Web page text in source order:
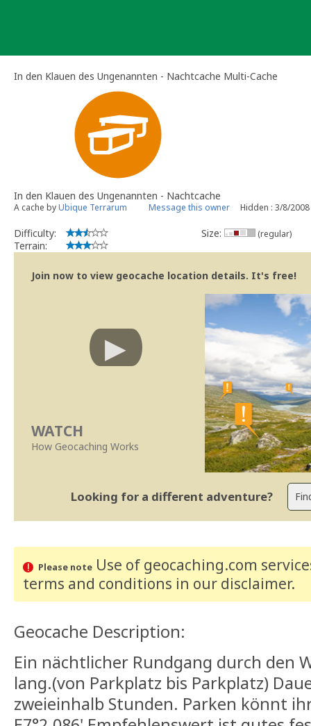
In den Klauen des Ungenannten - Nachtcache Multi-Cache
In den Klauen des Ungenannten - Nachtcache
A cache byUbique Terrarum Message this owner Hidden : 3/8/2008
Difficulty:
Terrain:
Size: (regular)
Join now to view geocache location details. It's free!
WATCH
How Geocaching Works
Looking for a different adventure?
Please noteUse of geocaching.com
terms and conditions in our disclaimer.
Geocache Description:
Ein nächtlicher Rundgang durch den
lang.(von Parkplatz bis Parkplatz)
zweieinhalb Stunden. Parken könnt